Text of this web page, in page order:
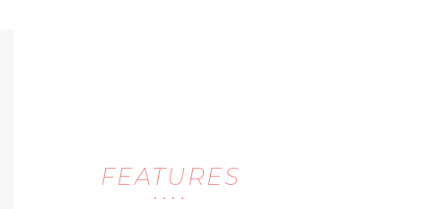
FEATURES